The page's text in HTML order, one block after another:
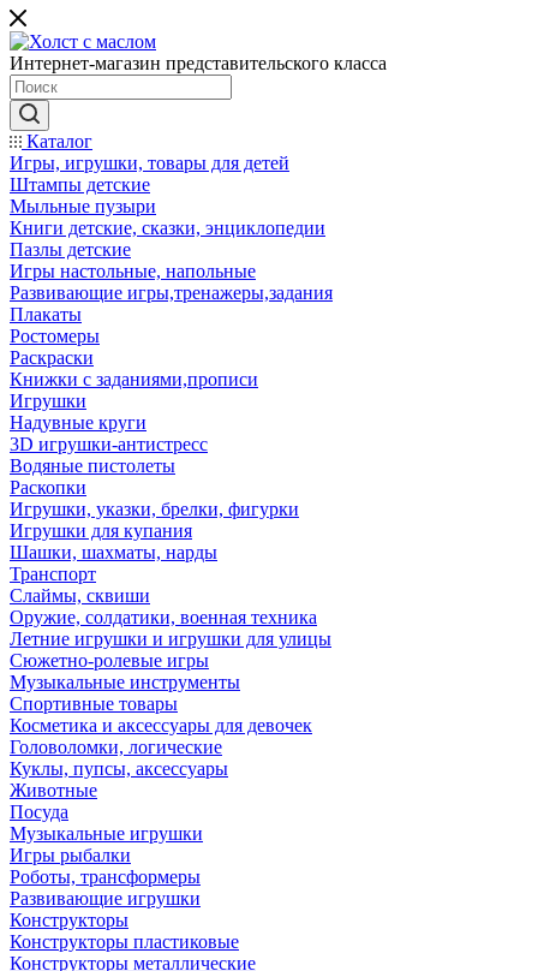
Интернет-магазин представительского класса
Каталог
Игры, игрушки, товары для детей
Штампы детские
Мыльные пузыри
Книги детские, сказки, энциклопедии
Пазлы детские
Игры настольные, напольные
Развивающие игры,тренажеры,задания
Плакаты
Ростомеры
Раскраски
Книжки с заданиями,прописи
Игрушки
Надувные круги
3D игрушки-антистресс
Водяные пистолеты
Раскопки
Игрушки, указки, брелки, фигурки
Игрушки для купания
Шашки, шахматы, нарды
Транспорт
Слаймы, сквиши
Оружие, солдатики, военная техника
Летние игрушки и игрушки для улицы
Сюжетно-ролевые игры
Музыкальные инструменты
Спортивные товары
Косметика и аксессуары для девочек
Головоломки, логические
Куклы, пупсы, аксессуары
Животные
Посуда
Музыкальные игрушки
Игры рыбалки
Роботы, трансформеры
Развивающие игрушки
Конструкторы
Конструкторы пластиковые
Конструкторы металлические